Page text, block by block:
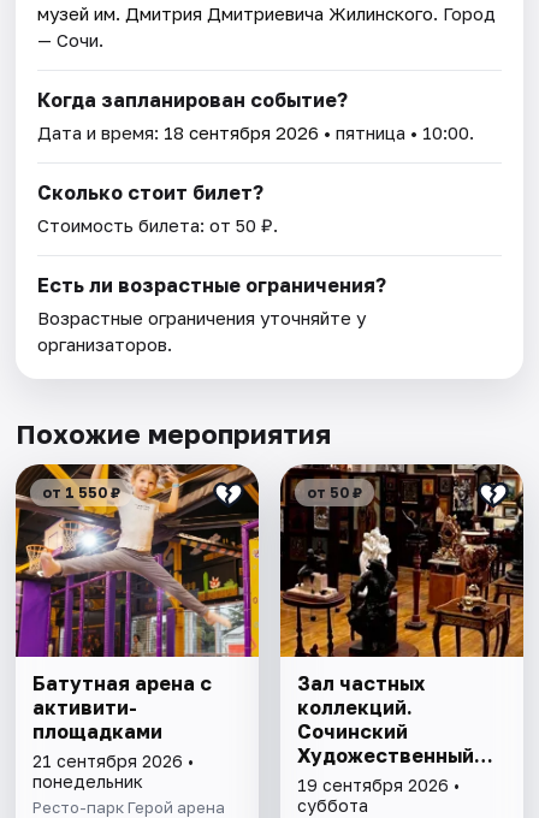
музей им. Дмитрия Дмитриевича Жилинского. Город
— Сочи.
Когда запланирован событие?
Дата и время: 18 сентября 2026 • пятница • 10:00.
Сколько стоит билет?
Стоимость билета: от 50 ₽.
Есть ли возрастные ограничения?
Возрастные ограничения уточняйте у
организаторов.
Похожие мероприятия
от 1 550 ₽
Батутная арена с
активити-
площадками
21 сентября 2026 •
понедельник
Ресто-парк Герой арена
от 50 ₽
Зал частных
коллекций.
Сочинский
Художественный
музей им. Д.Д.
Жилинского
19 сентября 2026 •
суббота